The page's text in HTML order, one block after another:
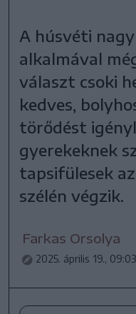
A húsvéti
alkalmával
választ csoki
kedves,
törődést
gyerekeknek
tapsifülesek
szélén végzik.
Farkas Orsolya
2025. április 19., 09:03